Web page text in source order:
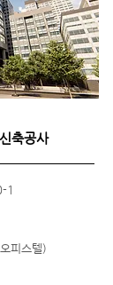
축공사
1
피스텔)